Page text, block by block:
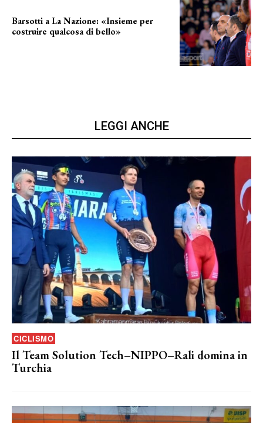
Barsotti a La Nazione: «Insieme per
costruire qualcosa di bello»
LEGGI ANCHE
CICLISMO
Il Team Solution Tech–NIPPO–Rali domina in
Turchia